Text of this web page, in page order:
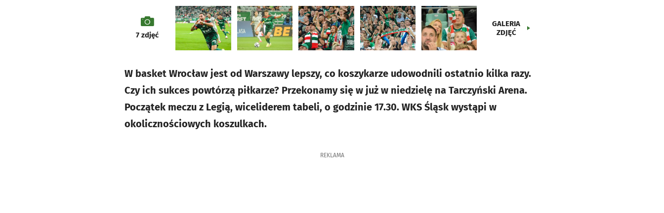
galeria
7zdjęć
GALERIA
ZDJĘĆ
W basket Wrocław jest od Warszawy lepszy, co koszykarze udowodnili ostatnio kilka razy.
Czy ich sukces powtórzą piłkarze? Przekonamy się w już w niedzielę na Tarczyński Arena.
Początek meczu z Legią, wiceliderem tabeli, o godzinie 17.30. WKS Śląsk wystąpi w
okolicznościowych koszulkach.
REKLAMA